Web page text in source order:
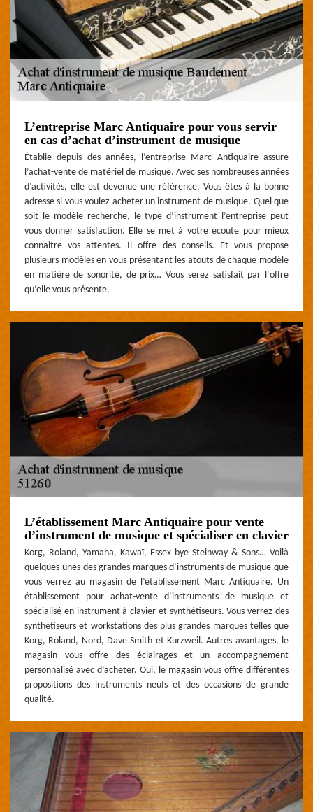
L’entreprise Marc Antiquaire pour vous servir
en cas d’achat d’instrument de musique
Établie depuis des années, l’entreprise Marc Antiquaire assure
l’achat-vente de matériel de musique. Avec ses nombreuses années
d’activités, elle est devenue une référence. Vous êtes à la bonne
adresse si vous voulez acheter un instrument de musique. Quel que
soit le modèle recherche, le type d’instrument l’entreprise peut
vous donner satisfaction. Elle se met à votre écoute pour mieux
connaitre vos attentes. Il offre des conseils. Et vous propose
plusieurs modèles en vous présentant les atouts de chaque modèle
en matière de sonorité, de prix… Vous serez satisfait par l‘offre
qu’elle vous présente.
L’établissement Marc Antiquaire pour vente
d’instrument de musique et spécialiser en clavier
Korg, Roland, Yamaha, Kawaï, Essex bye Steinway & Sons… Voilà
quelques-unes des grandes marques d’instruments de musique que
vous verrez au magasin de l’établissement Marc Antiquaire. Un
établissement pour achat-vente d’instruments de musique et
spécialisé en instrument à clavier et synthétiseurs. Vous verrez des
synthétiseurs et workstations des plus grandes marques telles que
Korg, Roland, Nord, Dave Smith et Kurzweil. Autres avantages, le
magasin vous offre des éclairages et un accompagnement
personnalisé avec d’acheter. Oui, le magasin vous offre différentes
propositions des instruments neufs et des occasions de grande
qualité.